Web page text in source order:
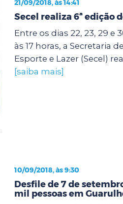
21/09/2018, às 14:41
Secel realiza 6ª edição
Entre os dias 22, 23, 29 e
às 17 horas, a Secretaria
Esporte e Lazer (Secel)
[saiba mais]
10/09/2018, às 9:30
Desfile de 7 de
mil pessoas em